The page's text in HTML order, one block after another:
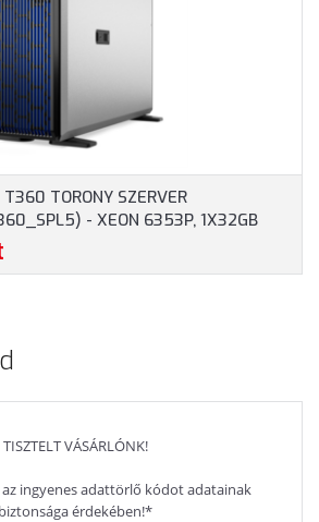
T360 TORONY SZERVER
- XEON 6353P, 1X32GB
H755 HARDWARE RAID, IDRAC9
WATT TÁPEGYSÉG, 3 ÉV
TISZTELT VÁSÁRLÓNK!
az ingyenes adattörlő kódot adatainak
biztonsága érdekében!*